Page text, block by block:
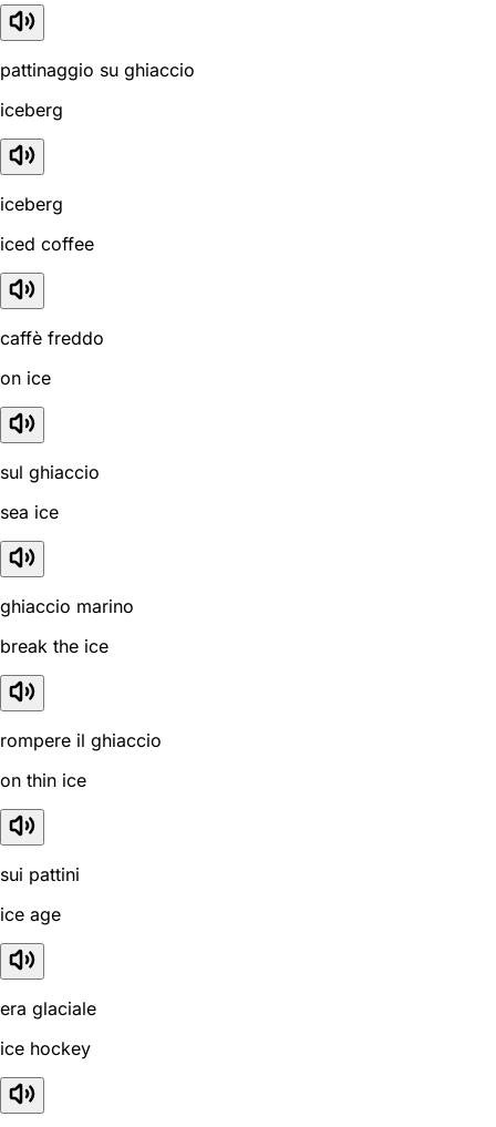
pattinaggio su ghiaccio
iceberg
iceberg
iced coffee
caffè freddo
on ice
sul ghiaccio
sea ice
ghiaccio marino
break the ice
rompere il ghiaccio
on thin ice
sui pattini
ice age
era glaciale
ice hockey